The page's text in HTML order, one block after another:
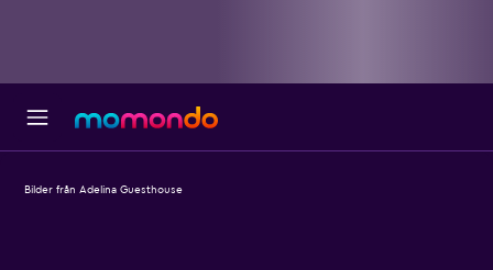
Bilder från Adelina Guesthouse